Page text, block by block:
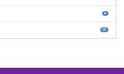
8
14